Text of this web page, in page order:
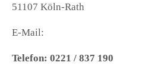
51107 Köln-Rath
E-Mail:
Telefon: 0221 / 837 190